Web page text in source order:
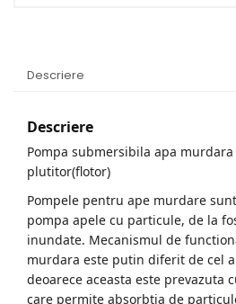
Descriere
Descriere
Pompa submersibila apa
plutitor(flotor)
Pompele pentru ape murdare
pompa apele cu particule, de la
inundate. Mecanismul de
murdara este putin diferit de cel
deoarece aceasta este prevazuta
care permite absorbtia de